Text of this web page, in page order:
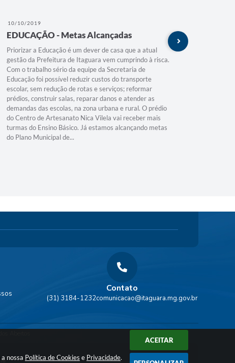
nossa Política de Cookies e Privacidade.
ACEITAR
10/10/2019
EDUCAÇÃO - Metas Alcançadas
Priorizar a Educação é um dever de casa que a atual
gestão da Prefeitura de Itaguara vem cumprindo à risca.
Com o trabalho sério da equipe da Secretaria de
Educação foi possível reduzir custos do transporte
escolar, sem redução de rotas e serviços; reformar
prédios, construir salas, reparar danos e atender as
demandas das escolas, na zona urbana e rural. O prédio
do Centro de Artesanato Nica Vilela vai receber mais
turmas do Ensino Básico. Já estamos alcançando metas
do Plano Municipal de...
Contato
(31) 3184-1232comunicacao@itaguara.mg.gov.br